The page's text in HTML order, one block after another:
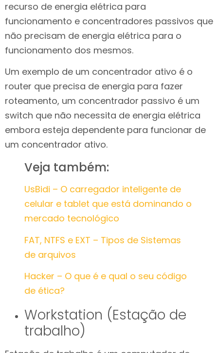
recurso de energia elétrica para
funcionamento e concentradores passivos que
não precisam de energia elétrica para o
funcionamento dos mesmos.
Um exemplo de um concentrador ativo é o
router que precisa de energia para fazer
roteamento, um concentrador passivo é um
switch que não necessita de energia elétrica
embora esteja dependente para funcionar de
um concentrador ativo.
Veja também:
UsBidi – O carregador inteligente de
celular e tablet que está dominando o
mercado tecnológico
FAT, NTFS e EXT – Tipos de Sistemas
de arquivos
Hacker – O que é e qual o seu código
de ética?
Workstation (Estação de
trabalho)